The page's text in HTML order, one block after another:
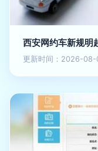
西安网约车新规明
更新时间：2026-